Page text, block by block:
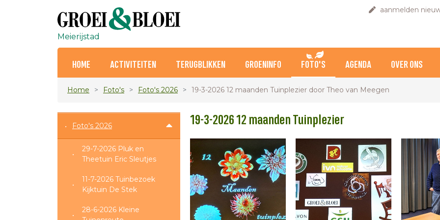
aanmelden
Meierijstad
HOME ACTIVITEITEN TERUGBLIKKEN GROENINFO FOTO'S AGENDA OVER ONS
Home Foto's Foto's 2026 19-3-2026 12 maanden Tuinplezier door Theo van Meegen
Foto's 2026
29-7-2026 Pluk en
Theetuin Eric Sleutjes
11-7-2026 Tuinbezoek
Kijktuin De Stek
28-6-2026 Kleine
19-3-2026 12 maanden Tuinplezier